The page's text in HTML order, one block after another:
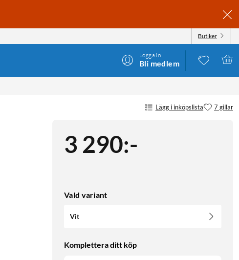
Butiker
Logga in
Bli medlem
Lägg i inköpslista 7 gillar
3 290:-
Vald variant
Vit
Komplettera ditt köp